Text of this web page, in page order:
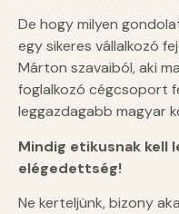
De hogy milyen
egy sikeres vállalkozó
Márton szavaiból, aki
foglalkozó cégcsoport
leggazdagabb magyar
Mindig etikusnak kell
elégedettség!
Ne kerteljünk, bizony